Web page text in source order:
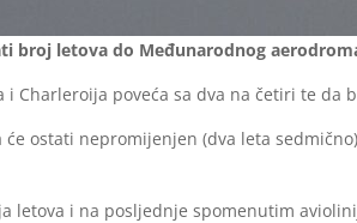
broj letova do Međunarodnog
Charleroija poveća sa dva na četiri te
ostati nepromijenjen (dva leta
letova i na posljednje spomenutim